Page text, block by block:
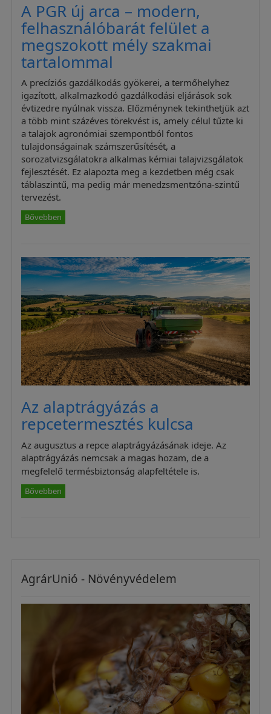
A PGR új arca – modern,
felhasználóbarát felület a
megszokott mély szakmai
tartalommal
A precíziós gazdálkodás gyökerei, a termőhelyhez
igazított, alkalmazkodó gazdálkodási eljárások sok
évtizedre nyúlnak vissza. Előzménynek tekinthetjük azt
a több mint százéves törekvést is, amely célul tűzte ki
a talajok agronómiai szempontból fontos
tulajdonságainak számszerűsítését, a
sorozatvizsgálatokra alkalmas kémiai talajvizsgálatok
fejlesztését. Ez alapozta meg a kezdetben még csak
táblaszintű, ma pedig már menedzsmentzóna-szintű
tervezést.
Bővebben
Az alaptrágyázás a
repcetermesztés kulcsa
Az augusztus a repce alaptrágyázásának ideje. Az
alaptrágyázás nemcsak a magas hozam, de a
megfelelő termésbiztonság alapfeltétele is.
Bővebben
AgrárUnió - Növényvédelem